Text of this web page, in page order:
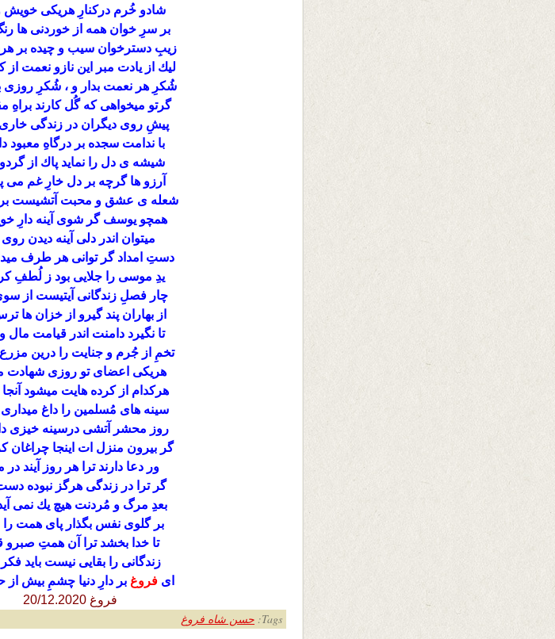
شادو خُرم دركنارِ هريكى خويش و
بر سرِ خوان همه از خوردنى ها
زيبِ دسترخوان سيب و چيده بر
ليك از يادت مبر اين نازو نعمت
شُكرِ هر نعمت بدار و ، شُكرِ روزى
گرتو ميخواهى كه گُل كارند براهِ
پيشِ روى ديگران در زندگى خارى
با ندامت سجده بر درگاهِ معبود
شيشه ى دل را نمايد پاك از گردو
آرزو ها گرچه بر دل خارِ غم مى
شعله ی عشق و محبت آتشيست بر
همچو يوسف گر شوى آينه دارِ
ميتوان اندر دلى آينه ديدن روى
دستِ امداد گر توانى هر طرف
يدِ موسى را جلايى بود ز لُطفِ
چار فصلِ زندگانى آيتيست از
از بهاران پند گيرو از خزان ها
تا نگيرد دامنت اندر قيامت مال
تخمِ از جُرم و جنايت را درين مزرع
هریکی اعضای تو روزی شهادت
هرکدام از كرده هايت ميشود
سينه هاى مُسلمين را داغ
روز محشر آتشى درسينه خيزی
گر بيرون منزل ات اينجا چراغان
ور دعا دارند ترا هر روز آيند در
گر ترا در زندگى هرگز نبوده
بعدِ مرگ و مُردنت هيچ يك نمى آيد
بر گلوى نفس بگذار پاى همت
تا خدا بخشد ترا آن همتِ صبرو
زندگانى را بقايى نيست بايد
اى فروغ بر دارِ دنيا چشمِ بيش از
فروغ 20/12.2020
Tags: حسن شاه فروغ